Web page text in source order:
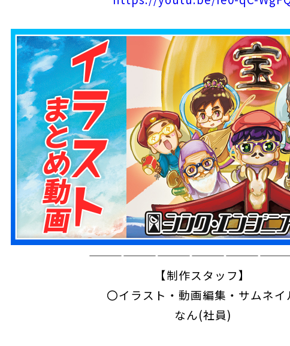
【制作スタッフ】
〇イラスト・動画編集・サムネイ
なん(社員)